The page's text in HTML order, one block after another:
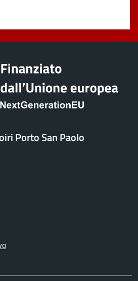
5 stelle su 5
su 5
su 5
5
Porto San Paolo